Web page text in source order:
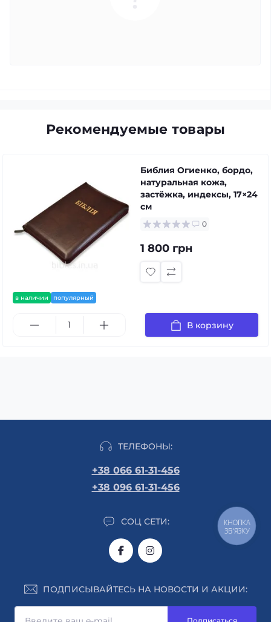
Рекомендуемые товары
в наличии популярный
Библия Огиенко, бордо,
натуральная кожа,
застёжка, индексы, 17×24
см
0
1 800 грн
В корзину
ТЕЛЕФОНЫ:
+38 066 61-31-456
+38 096 61-31-456
СОЦ СЕТИ:
ПОДПИСЫВАЙТЕСЬ НА НОВОСТИ И АКЦИИ:
КНОПКА
ЗВ'ЯЗКУ